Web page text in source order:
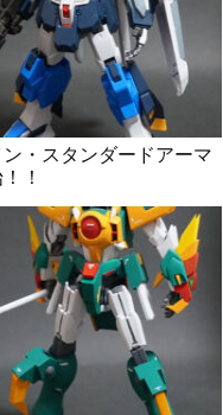
・スタンダードアーマ
！